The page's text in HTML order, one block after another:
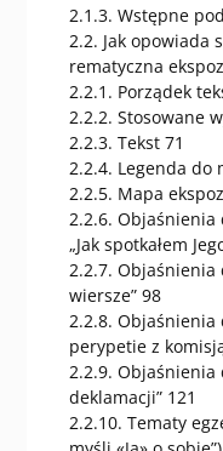
2.1.3. Wstępne
2.2. Jak opowiada
rematyczna
2.2.1. Porządek
2.2.2. Stosowane
2.2.3. Tekst 71
2.2.4. Legenda do
2.2.5. Mapa
2.2.6. Objaśnienia
„Jak spotkałem
2.2.7. Objaśnienia
wiersze” 98
2.2.8. Objaśnienia
perypetie z
2.2.9. Objaśnienia
deklamacji” 121
2.2.10. Tematy